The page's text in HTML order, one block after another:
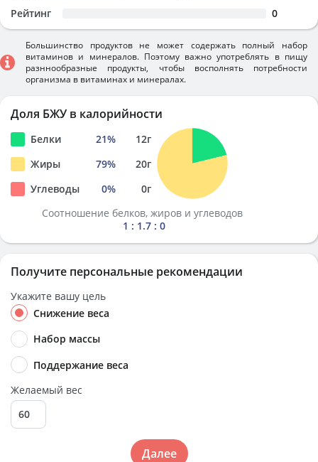
Рейтинг 0
Большинство продуктов не может содержать полный набор
витаминов и минералов. Поэтому важно употреблять в пищу
разннообразные продукты, чтобы восполнять потребности
организма в витаминах и минералах.
Доля БЖУ в калорийности
Белки 21% 12г
Жиры
79% 20г
Углеводы
0% 0г
Соотношение белков, жиров и углеводов
1 : 1.7 : 0
Получите персональные рекомендации
Укажите вашу цель
Снижение веса
Набор массы
Поддержание веса
Желаемый вес
Далее